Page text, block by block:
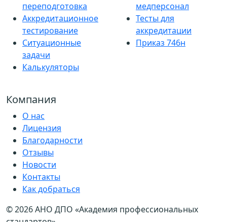
переподготовка
Аккредитационное
тестирование
Ситуационные
задачи
Калькуляторы
медперсонал
Тесты для
аккредитации
Приказ 746н
Компания
О нас
Лицензия
Благодарности
Отзывы
Новости
Контакты
Как добраться
© 2026 АНО ДПО «Академия профессиональных